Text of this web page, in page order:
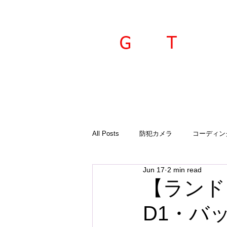
G T
All Posts 防犯カメラ コーディン
ご案内 診断機
オーサーアラーム
【ラン
D1・バ
Jun 17 2 min read